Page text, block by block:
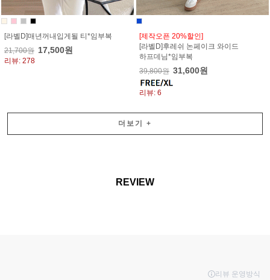
[라벨D]매년꺼내입게될 티*임부복
21,700원 17,500원
리뷰: 278
[제작오픈 20%할인]
[라벨D]후레쉬 논페이크 와이드
하프데님*임부복
39,800원 31,600원
리뷰: 6
더보기 +
REVIEW